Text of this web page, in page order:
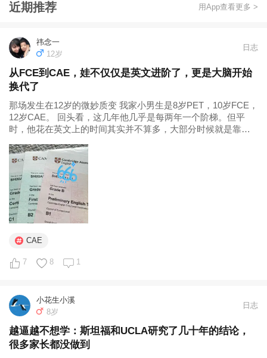
近期推荐 用App查看更多 >
祎念一
12岁
日志
从FCE到CAE，娃不仅仅是英文进阶了，更是大脑开始
换代了
那场发生在12岁的微妙质变 我家小男生是8岁PET，10岁FCE，
12岁CAE。 回头看，这几年他几乎是每两年一个阶梯。但平
时，他花在英文上的时间其实并不算多，大部分时候就是靠听
CAE
7 8 1
小花生小溪
8岁
日志
越逼越不想学：斯坦福和UCLA研究了几十年的结论，
很多家长都没做到